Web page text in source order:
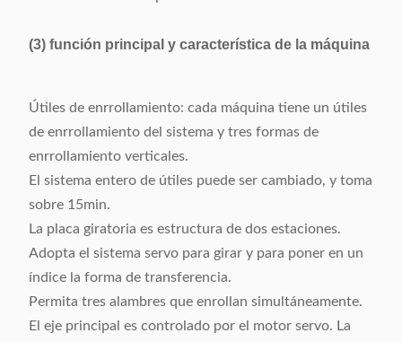
(3) función principal y característica de la máquina
Útiles de enrrollamiento: cada máquina tiene un útiles
de enrrollamiento del sistema y tres formas de
enrrollamiento verticales.
El sistema entero de útiles puede ser cambiado, y toma
sobre 15min.
La placa giratoria es estructura de dos estaciones.
Adopta el sistema servo para girar y para poner en un
índice la forma de transferencia.
Permita tres alambres que enrollan simultáneamente.
El eje principal es controlado por el motor servo. La